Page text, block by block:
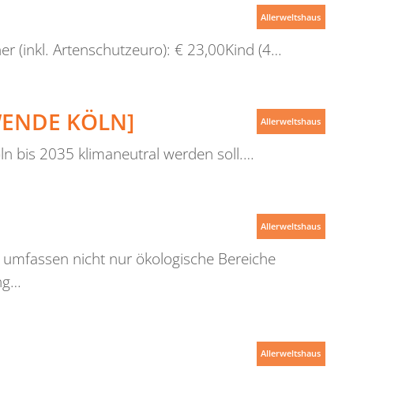
(inkl. Artenschutzeuro): € 23,00Kind (4…
Allerweltshaus
KÖLN]
bis 2035 klimaneutral werden soll.…
Allerweltshaus
nicht nur ökologische Bereiche
Allerweltshaus
Allerweltshaus